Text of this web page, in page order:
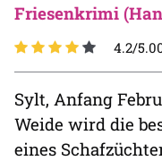
Friesenkrimi
4.2/
Sylt, Anfang
Weide wird die
eines